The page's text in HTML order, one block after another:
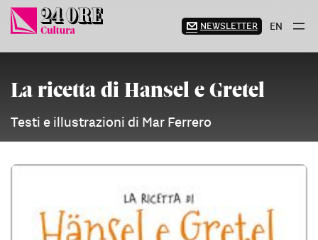
Vai
contenuto
NEWSLETTER EN
La ricetta di Hansel e Gretel
Testi e illustrazioni di Mar Ferrero